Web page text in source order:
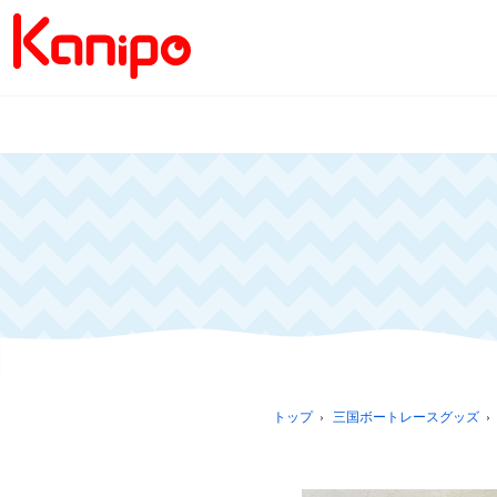
トップ 三国ボートレースグッズ